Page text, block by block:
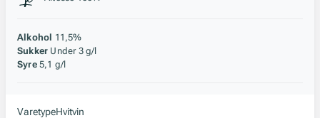
Alkohol 11,5%
Sukker Under 3 g/l
Syre 5,1 g/l
VaretypeHvitvin